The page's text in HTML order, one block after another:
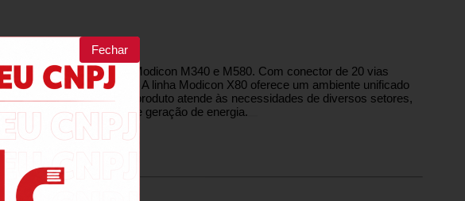
com os controladores Modicon M340 e M580. Com conector de 20 vias
a transição fio a fio. A linha Modicon X80 oferece um ambiente unificado
e de treinamento. Este produto atende às necessidades de diversos setores,
metais, data centers e geração de energia.
Fechar